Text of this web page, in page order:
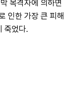
목격자에 의하면
인한 가장 큰 피해
죽었다.